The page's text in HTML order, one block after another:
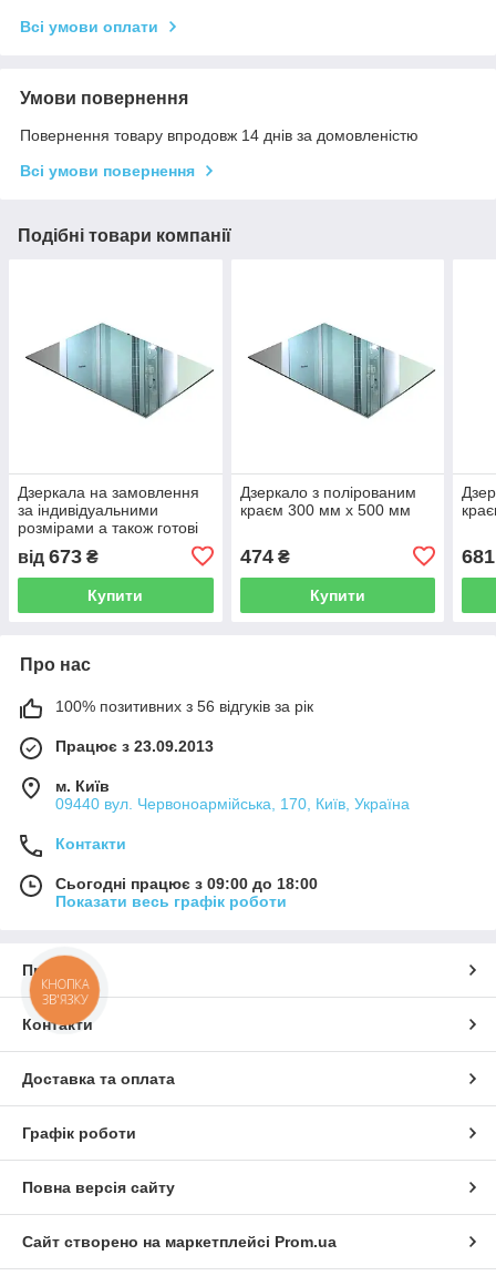
Всі умови оплати
Умови повернення
Повернення товару впродовж 14 днів за домовленістю
Всі умови повернення
Подібні товари компанії
Дзеркала на замовлення
за індивідуальними
розмірами а також готові
від 673 ₴
Купити
Дзеркало з полірованим
краєм 300 мм х 500 мм
474₴
Купити
681
Про нас
100% позитивних з 56 відгуків за рік
Працює з 23.09.2013
м. Київ
09440 вул. Червоноармійська, 170, Київ, Україна
Контакти
Сьогодні працює з 09:00 до 18:00
Показати весь графік роботи
Про нас
Контакти
Доставка та оплата
Графік роботи
Повна версія сайту
Сайт створено на маркетплейсі Prom.ua
КНОПКА
ЗВ'ЯЗКУ